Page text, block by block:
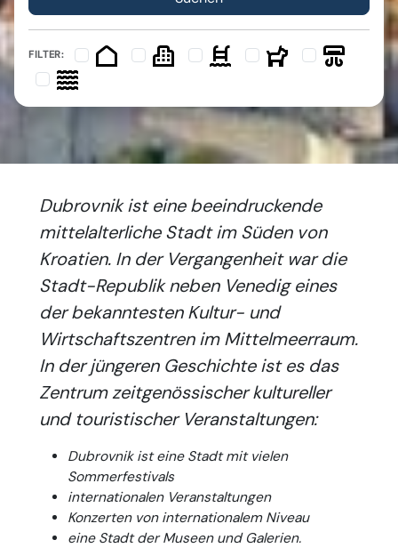
FILTER:
Dubrovnik ist eine beeindruckende
mittelalterliche Stadt im Süden von
Kroatien. In der Vergangenheit war die
Stadt-Republik neben Venedig eines
der bekanntesten Kultur- und
Wirtschaftszentren im Mittelmeerraum.
In der jüngeren Geschichte ist es das
Zentrum zeitgenössischer kultureller
und touristischer Veranstaltungen:
Dubrovnik ist eine Stadt mit vielen
Sommerfestivals
internationalen Veranstaltungen
Konzerten von internationalem Niveau
eine Stadt der Museen und Galerien.